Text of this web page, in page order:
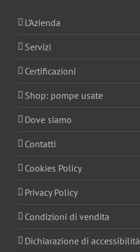
L’Azienda
Servizi
Certificazioni
Shop: pompe usate
Dove siamo
Contatti
Cookies Policy
Privacy Policy
Condizioni di vendita
Dichiarazione di accessibilità